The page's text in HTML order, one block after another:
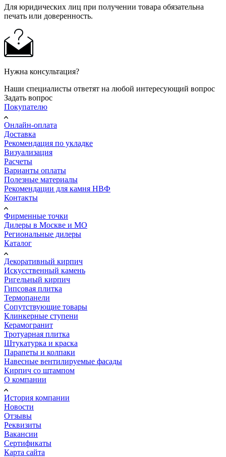
Для юридических лиц при получении товара обязательна
печать или доверенность.
Нужна консультация?
Наши специалисты ответят на любой интересующий вопрос
Задать вопрос
Покупателю
Онлайн-оплата
Доставка
Рекомендация по укладке
Визуализация
Расчеты
Варианты оплаты
Полезные материалы
Рекомендации для камня НВФ
Контакты
Фирменные точки
Дилеры в Москве и МО
Региональные дилеры
Каталог
Декоративный кирпич
Искусственный камень
Ригельный кирпич
Гипсовая плитка
Термопанели
Сопутствующие товары
Клинкерные ступени
Керамогранит
Тротуарная плитка
Штукатурка и краска
Парапеты и колпаки
Навесные вентилируемые фасады
Кирпич со штампом
О компании
История компании
Новости
Отзывы
Реквизиты
Вакансии
Сертификаты
Карта сайта